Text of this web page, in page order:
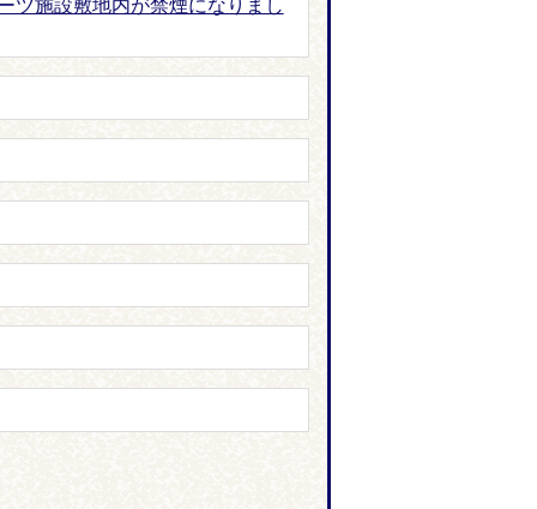
ツ施設敷地内が禁煙になりまし